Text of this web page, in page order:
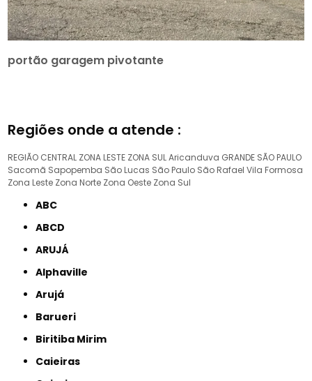
portão garagem pivotante
Regiões onde a atende :
REGIÃO CENTRAL ZONA LESTE ZONA SULAricanduva GRANDE SÃO PAULO
Sacomã Sapopemba São Lucas São Paulo São Rafael Vila Formosa
Zona Leste Zona Norte Zona Oeste Zona Sul
ABC
ABCD
ARUJÁ
Alphaville
Arujá
Barueri
Biritiba Mirim
Caieiras